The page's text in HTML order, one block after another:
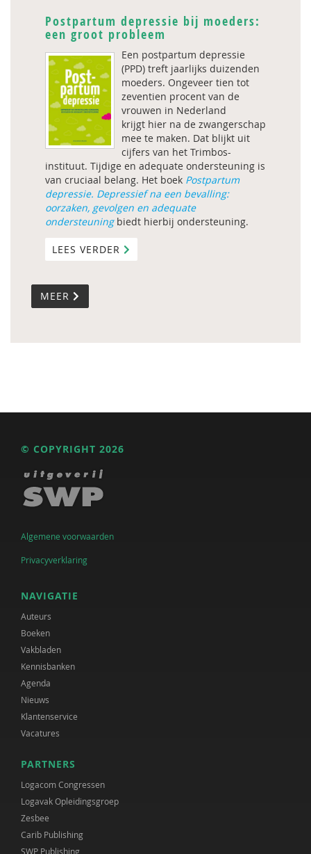
Postpartum depressie bij moeders:
een groot probleem
Een postpartum depressie
(PPD) treft jaarlijks duizenden
moeders. Ongeveer tien tot
zeventien procent van de
vrouwen in Nederland
krijgt hier na de zwangerschap
mee te maken. Dat blijkt uit
cijfers van het Trimbos-
instituut. Tijdige en adequate ondersteuning is
van cruciaal belang. Het boek Postpartum
depressie. Depressief na een bevalling:
oorzaken, gevolgen en adequate
ondersteuningbiedt hierbij ondersteuning.
LEES VERDER
MEER
© COPYRIGHT 2026
Algemene voorwaarden
Privacyverklaring
NAVIGATIE
Auteurs
Boeken
Vakbladen
Kennisbanken
Agenda
Nieuws
Klantenservice
Vacatures
PARTNERS
Logacom Congressen
Logavak Opleidingsgroep
Zesbee
Carib Publishing
SWP Publishing